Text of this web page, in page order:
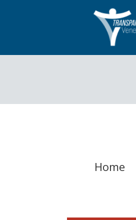
Home